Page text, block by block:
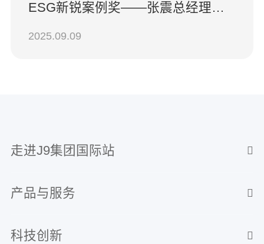
ESG新锐案例奖——张震总经理分
2025.09.09
走进J9集团国际站
产品与服务
科技创新